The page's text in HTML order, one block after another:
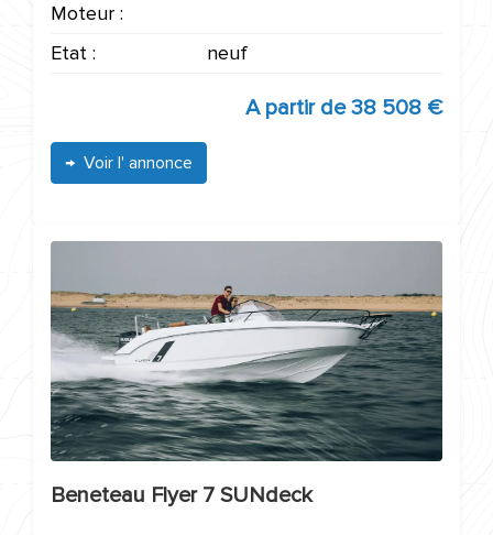
Moteur :
Etat :
neuf
A partir de38 508 €
Voir l' annonce
Beneteau Flyer 7 SUNdeck